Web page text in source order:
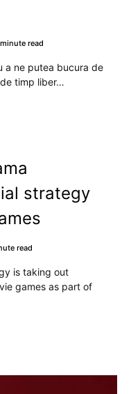
read
a ne putea bucura de
timp liber…
strategy
read
is taking out
games as part of